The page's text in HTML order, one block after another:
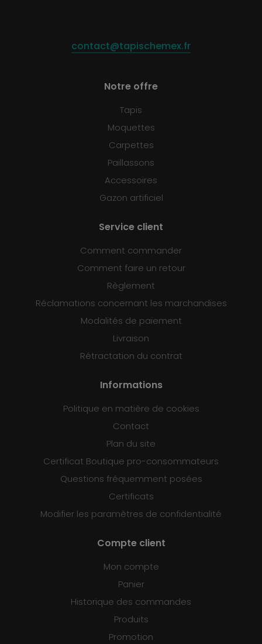
contact@tapischemex.fr
Notre offre
Tapis
Moquettes
Carpettes
Paillassons
Accessoires
Gazon artificiel
Service client
Comment commander
Comment faire un retour
Règlement
Réclamations concernant les marchandises
Modalités de paiement
Livraison
Rétractation du contrat
Informations
Politique en matière de cookies
Contact
Plan du site
Certificat Boutique pro-consommateurs
Questions fréquemment posées
Certificats
Modifier les paramètres de confidentialité
Compte client
Mon compte
Panier
Historique des commandes
Produits
Promotion